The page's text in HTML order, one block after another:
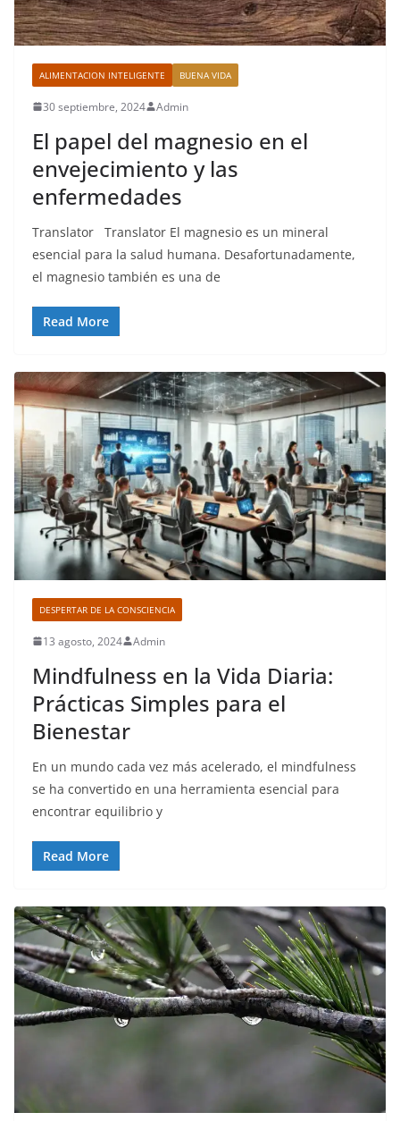
ALIMENTACION INTELIGENTE BUENA VIDA
30 septiembre, 2024 Admin
El papel del magnesio en el
envejecimiento y las
enfermedades
Translator Translator El magnesio es un mineral
esencial para la salud humana. Desafortunadamente,
el magnesio también es una de
Read More
DESPERTAR DE LA CONSCIENCIA
13 agosto, 2024 Admin
Mindfulness en la Vida Diaria:
Prácticas Simples para el
Bienestar
En un mundo cada vez más acelerado, el mindfulness
se ha convertido en una herramienta esencial para
encontrar equilibrio y
Read More